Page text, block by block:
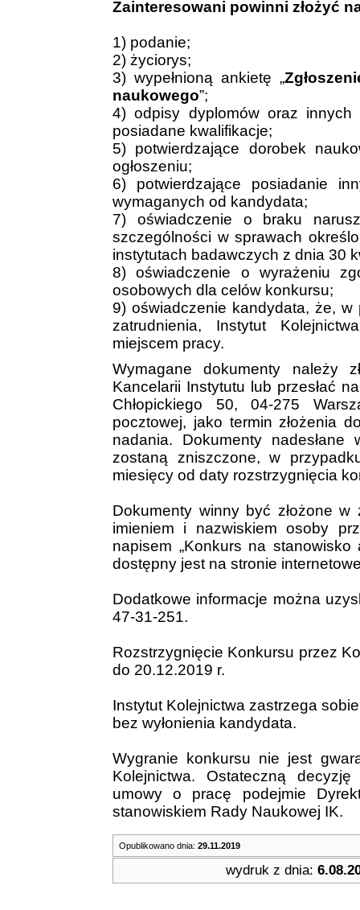
Zainteresowani powinni złożyć
1) podanie;
2) życiorys;
3) wypełnioną ankietę „
naukowego”;
4) odpisy dyplomów oraz innych
posiadane kwalifikacje;
5) potwierdzające dorobek
ogłoszeniu;
6) potwierdzające posiadanie
wymaganych od kandydata;
7) oświadczenie o braku
szczególności w sprawach
instytutach badawczych z dnia 30
8) oświadczenie o wyrażeniu
osobowych dla celów konkursu;
9) oświadczenie kandydata, że,
zatrudnienia, Instytut
miejscem pracy.
Wymagane dokumenty
Kancelarii Instytutu lub przesłać
Chłopickiego 50, 04-275
pocztowej, jako termin złożenia
nadania. Dokumenty nadesłane
zostaną zniszczone, w
miesięcy od daty rozstrzygnięcia
Dokumenty winny być złożone
imieniem i nazwiskiem osoby
napisem „Konkurs na stanowisko
dostępny jest na stronie
Dodatkowe informacje można
47-31-251.
Rozstrzygnięcie Konkursu przez
do 20.12.2019 r.
Instytut Kolejnictwa zastrzega
bez wyłonienia kandydata.
Wygranie konkursu nie jest
Kolejnictwa. Ostateczną
umowy o pracę podejmie
stanowiskiem Rady Naukowej IK.
Opublikowano dnia: 29.11.2019
wydruk z dnia: